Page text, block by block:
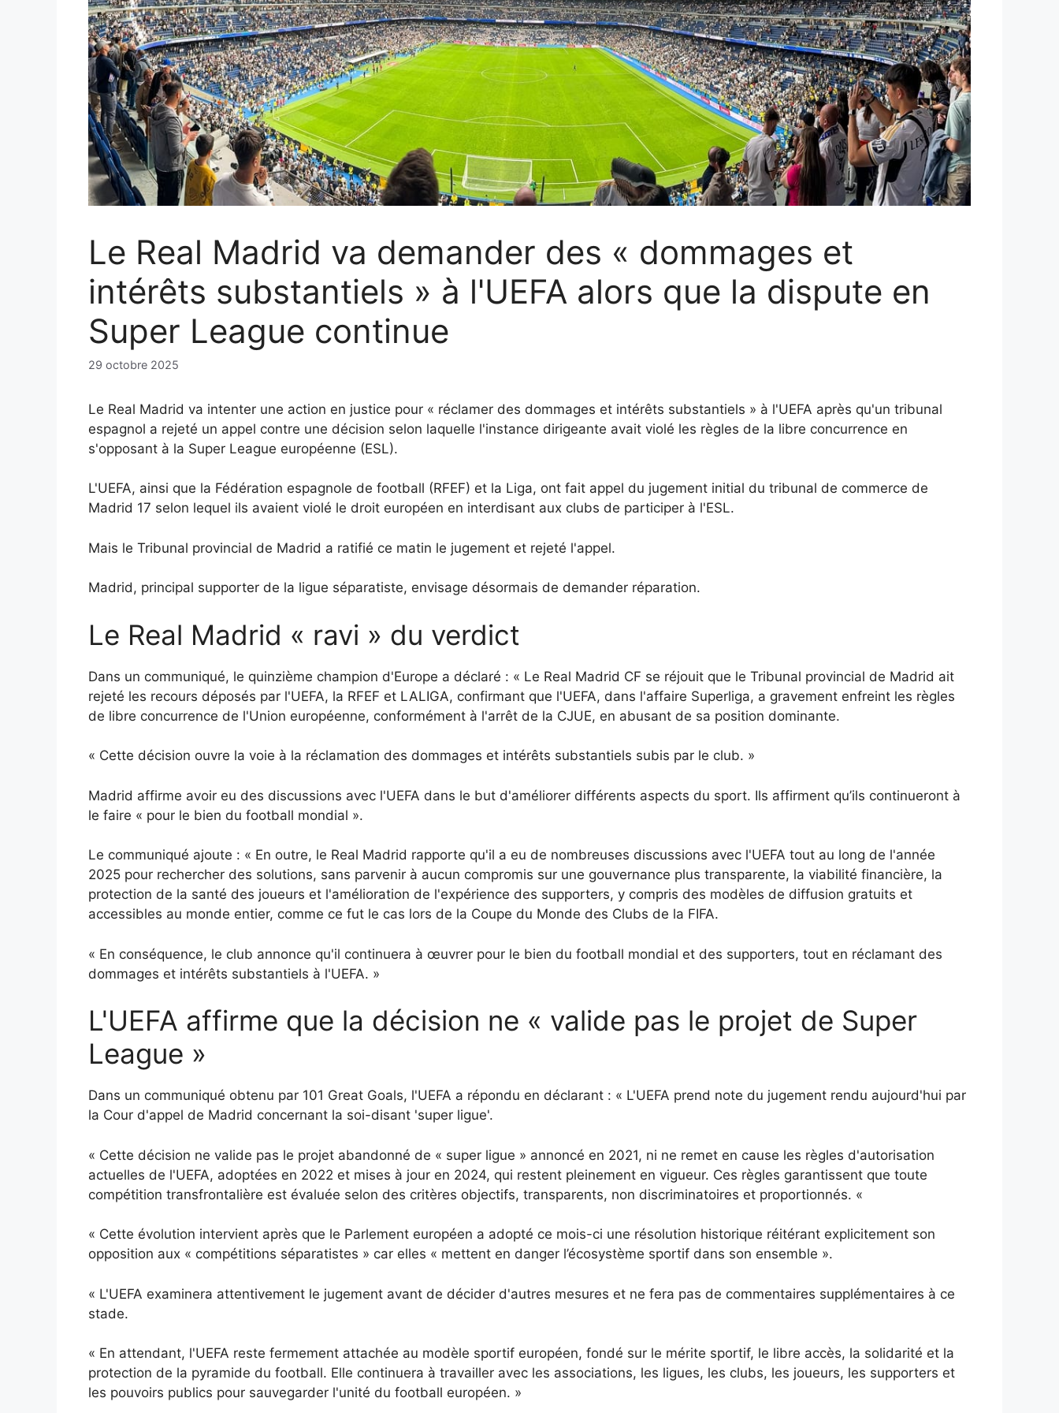
Le Real Madrid va demander des « dommages et
intérêts substantiels » à l'UEFA alors que la dispute en
Super League continue
29 octobre 2025
Le Real Madrid va intenter une action en justice pour « réclamer des dommages et intérêts substantiels » à l'UEFA après qu'un tribunal
espagnol a rejeté un appel contre une décision selon laquelle l'instance dirigeante avait violé les règles de la libre concurrence en
s'opposant à la Super League européenne (ESL).
L'UEFA, ainsi que la Fédération espagnole de football (RFEF) et la Liga, ont fait appel du jugement initial du tribunal de commerce de
Madrid 17 selon lequel ils avaient violé le droit européen en interdisant aux clubs de participer à l'ESL.
Mais le Tribunal provincial de Madrid a ratifié ce matin le jugement et rejeté l'appel.
Madrid, principal supporter de la ligue séparatiste, envisage désormais de demander réparation.
Le Real Madrid « ravi » du verdict
Dans un communiqué, le quinzième champion d'Europe a déclaré : « Le Real Madrid CF se réjouit que le Tribunal provincial de Madrid ait
rejeté les recours déposés par l'UEFA, la RFEF et LALIGA, confirmant que l'UEFA, dans l'affaire Superliga, a gravement enfreint les règles
de libre concurrence de l'Union européenne, conformément à l'arrêt de la CJUE, en abusant de sa position dominante.
« Cette décision ouvre la voie à la réclamation des dommages et intérêts substantiels subis par le club. »
Madrid affirme avoir eu des discussions avec l'UEFA dans le but d'améliorer différents aspects du sport. Ils affirment qu’ils continueront à
le faire « pour le bien du football mondial ».
Le communiqué ajoute : « En outre, le Real Madrid rapporte qu'il a eu de nombreuses discussions avec l'UEFA tout au long de l'année
2025 pour rechercher des solutions, sans parvenir à aucun compromis sur une gouvernance plus transparente, la viabilité financière, la
protection de la santé des joueurs et l'amélioration de l'expérience des supporters, y compris des modèles de diffusion gratuits et
accessibles au monde entier, comme ce fut le cas lors de la Coupe du Monde des Clubs de la FIFA.
« En conséquence, le club annonce qu'il continuera à œuvrer pour le bien du football mondial et des supporters, tout en réclamant des
dommages et intérêts substantiels à l'UEFA. »
L'UEFA affirme que la décision ne « valide pas le projet de Super
League »
Dans un communiqué obtenu par 101 Great Goals, l'UEFA a répondu en déclarant : « L'UEFA prend note du jugement rendu aujourd'hui par
la Cour d'appel de Madrid concernant la soi-disant 'super ligue'.
« Cette décision ne valide pas le projet abandonné de « super ligue » annoncé en 2021, ni ne remet en cause les règles d'autorisation
actuelles de l'UEFA, adoptées en 2022 et mises à jour en 2024, qui restent pleinement en vigueur. Ces règles garantissent que toute
compétition transfrontalière est évaluée selon des critères objectifs, transparents, non discriminatoires et proportionnés. «
« Cette évolution intervient après que le Parlement européen a adopté ce mois-ci une résolution historique réitérant explicitement son
opposition aux « compétitions séparatistes » car elles « mettent en danger l’écosystème sportif dans son ensemble ».
« L'UEFA examinera attentivement le jugement avant de décider d'autres mesures et ne fera pas de commentaires supplémentaires à ce
stade.
« En attendant, l'UEFA reste fermement attachée au modèle sportif européen, fondé sur le mérite sportif, le libre accès, la solidarité et la
protection de la pyramide du football. Elle continuera à travailler avec les associations, les ligues, les clubs, les joueurs, les supporters et
les pouvoirs publics pour sauvegarder l'unité du football européen. »